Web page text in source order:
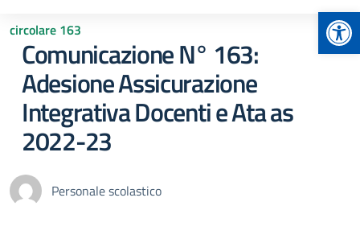
circolare 163
Comunicazione N° 163:
Adesione Assicurazione
Integrativa Docenti e Ata as
2022-23
Personale scolastico